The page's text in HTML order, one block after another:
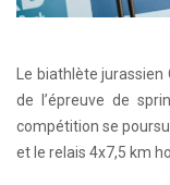
Le biathlète
de l’épreuve de
compétition se
et le relais 4x7,5 km